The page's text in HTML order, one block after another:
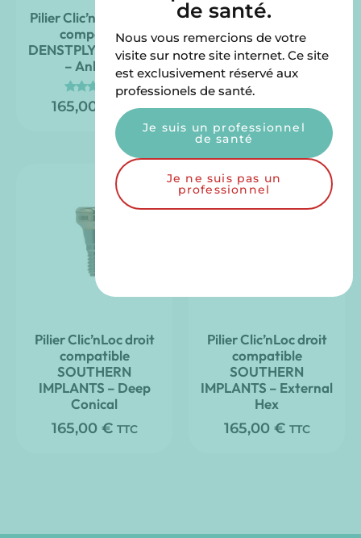
Pilier Clic’nLoc™ droit
compatible
DENSTPLY SIRONA™
– Ankylos
Note
5.00
165,00 TTC
Pilier Clic’nLoc droit
compatible NOBEL
BIOCARE – Conical
Connexion
165,00
Pilier Clic’nLoc droit
compatible
SOUTHERN
IMPLANTS – Deep
Conical
165,00 € TTC
Pilier Clic’nLoc droit
compatible
SOUTHERN
IMPLANTS – External
Hex
165,00 € TTC
de santé.
Nous vous remercions de votre
visite sur notre site internet. Ce site
est exclusivement réservé aux
professionels de santé.
Je suis un professionnel
de santé
Je ne suis pas un
professionnel